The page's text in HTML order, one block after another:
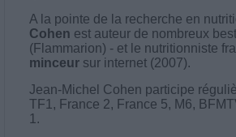
A la pointe de la recherche en
Cohen est auteur de nombreux
(Flammarion) - et le nutritionniste
minceursur internet (2007).
Jean-Michel Cohen participe
TF1, France 2, France 5, M6,
1.